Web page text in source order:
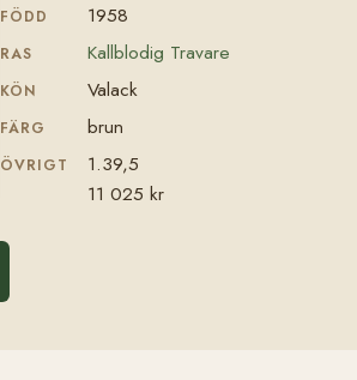
FÖDD 1958
RAS Kallblodig Travare
KÖN Valack
FÄRG brun
ÖVRIGT
1.39,5
11 025 kr